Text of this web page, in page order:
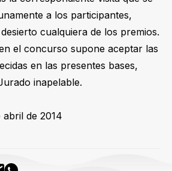
a los participantes,
cualquiera de los premios.
el concurso supone aceptar las
en las presentes bases,
inapelable.
de 2014